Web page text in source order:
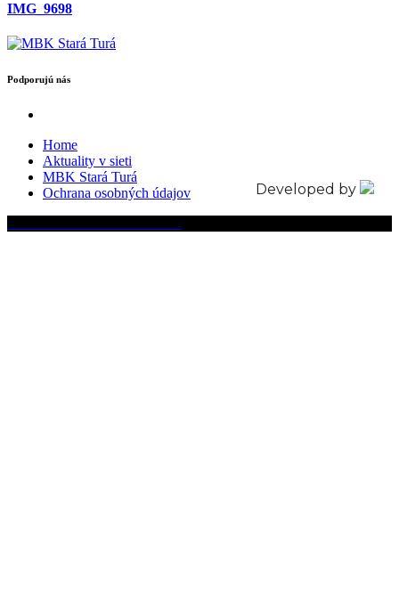
IMG_9698
Podporujú nás
Home
Aktuality v sieti
MBK Stará Turá
Ochrana osobných údajov
Developed by